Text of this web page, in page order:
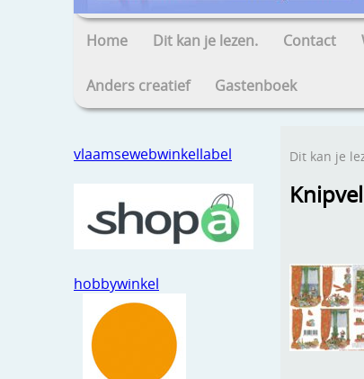
Home Dit kan je lezen. Contact
Anders creatief Gastenboek
vlaamsewebwinkellabel
hobbywinkel
Dit kan je